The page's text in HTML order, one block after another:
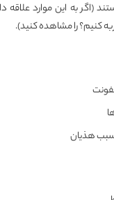
(اگر به این موارد علاقه
کنیم؟را مشاهده کنید).
هذیان